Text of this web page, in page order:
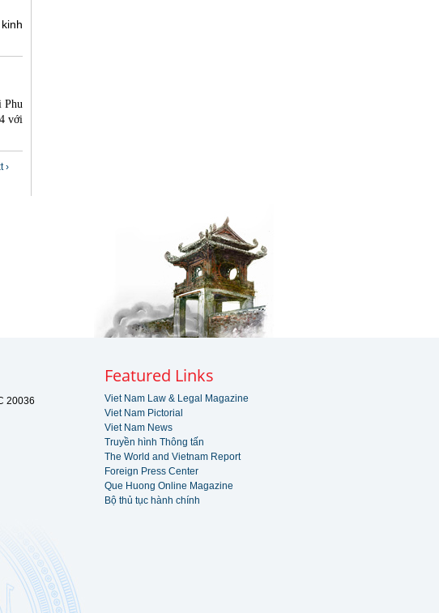
Phu
với
›
20036
Featured Links
Viet Nam Law & Legal Magazine
Viet Nam Pictorial
Viet Nam News
Truyền hình Thông tấn
The World and Vietnam Report
Foreign Press Center
Que Huong Online Magazine
Bộ thủ tục hành chính